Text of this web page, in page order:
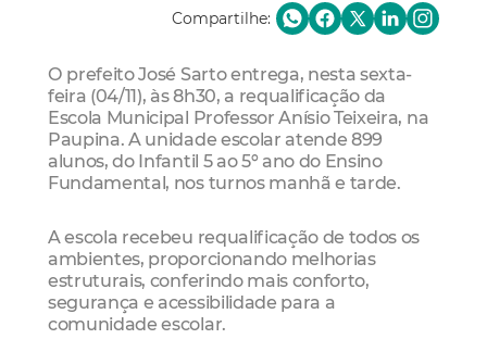
Compartilhe:
O prefeito José Sarto entrega, nesta sexta-
feira (04/11), às 8h30, a requalificação da
Escola Municipal Professor Anísio Teixeira, na
Paupina. A unidade escolar atende 899
alunos, do Infantil 5 ao 5º ano do Ensino
Fundamental, nos turnos manhã e tarde.
A escola recebeu requalificação de todos os
ambientes, proporcionando melhorias
estruturais, conferindo mais conforto,
segurança e acessibilidade para a
comunidade escolar.